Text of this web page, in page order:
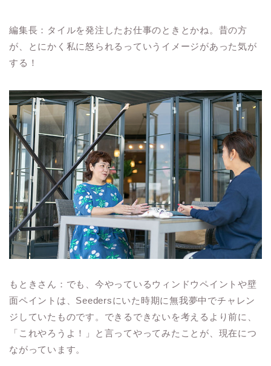
編集長：タイルを発注したお仕事のときとかね。昔の方
が、とにかく私に怒られるっていうイメージがあった気が
する！
もときさん：でも、今やっているウィンドウペイントや壁
面ペイントは、Seedersにいた時期に無我夢中でチャレン
ジしていたものです。できるできないを考えるより前に、
「これやろうよ！」と言ってやってみたことが、現在につ
ながっています。